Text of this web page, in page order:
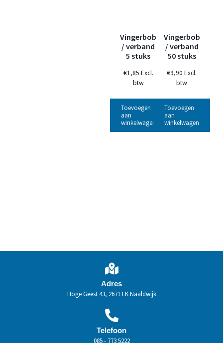
Vingerbob
/ verband
5 stuks
€1,85 Excl.
btw
Toevoegen
aan
winkelwagen
Vingerbob
/ verband
50 stuks
€9,90 Excl.
btw
Toevoegen
aan
winkelwagen
Adres
Hoge Geest 43, 2671 LK Naaldwijk
Telefoon
085 - 773 5222